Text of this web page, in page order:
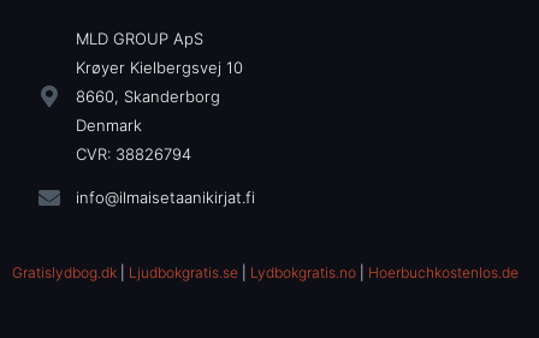
MLD GROUP ApS
Krøyer Kielbergsvej 10
8660, Skanderborg
Denmark
CVR: 38826794
info@ilmaisetaanikirjat.fi
Gratislydbog.dk Ljudbokgratis.se Lydbokgratis.no Hoerbuchkostenlos.de